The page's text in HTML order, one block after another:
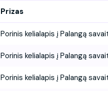
Prizas
Porinis kelialapis į Palangą
Porinis kelialapis į Palangą
Porinis kelialapis į Palangą